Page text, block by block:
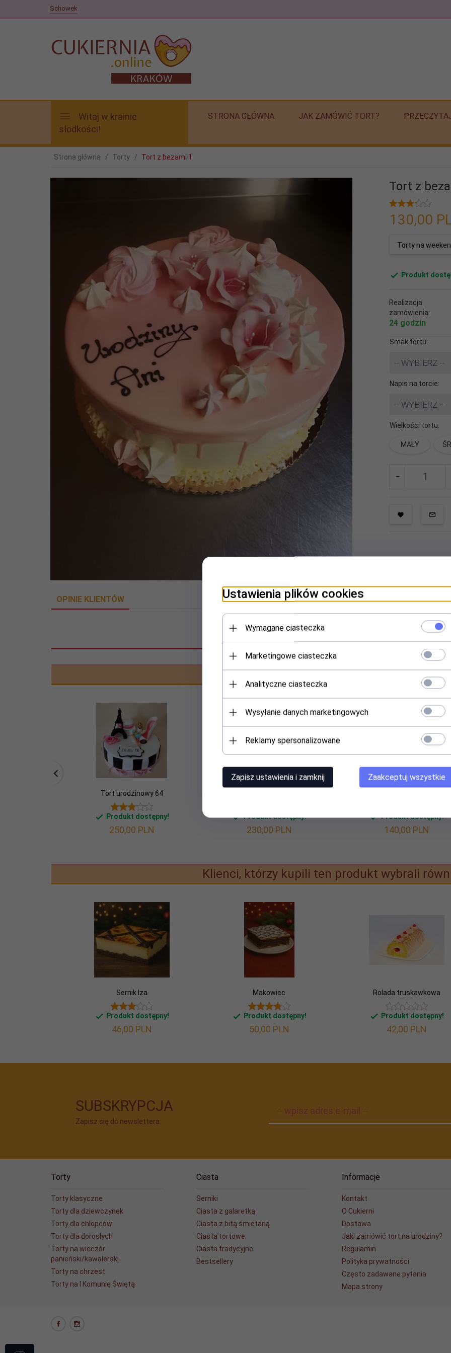
Schowek
Witaj w krainie
słodkości!
STRONA GŁÓWNA JAK ZAMÓWIĆ TORT?
Strona główna Torty Tort z bezami 1
Tort z
130,00
Torty na
Produkt
Realizacja
zamówienia:
24 godzin
Smak tortu:
-- WYBIERZ --
Napis na torcie:
-- WYBIERZ --
Wielkości tortu:
MAŁY
OPINIE KLIENTÓW
Polecamy
Tort urodzinowy 64
Produkt dostępny!
250,00 PLN
Produkt dostępny!
230,00 PLN
Produkt dostępny!
140,00 PLN
Klienci, którzy kupili ten produkt wybrali
Sernik Iza
Produkt dostępny!
46,00 PLN
Makowiec
Produkt dostępny!
50,00 PLN
Rolada truskawkowa
Produkt dostępny!
42,00 PLN
SUBSKRYPCJA
Zapisz się do newslettera:
-- wpisz adres e-mail --
Torty
Torty klasyczne
Torty dla dziewczynek
Torty dla chłopców
Torty dla dorosłych
Torty na wieczór
panieński/kawalerski
Torty na chrzest
Torty na I Komunię Świętą
Ciasta
Serniki
Ciasta z galaretką
Ciasta z bitą śmietaną
Ciasta tortowe
Ciasta tradycyjne
Bestsellery
Informacje
Kontakt
O Cukierni
Dostawa
Jaki zamówić tort na urodziny?
Regulamin
Polityka prywatności
Często zadawane pytania
Mapa strony
Ustawienia plików cookies
Wymagane ciasteczka
Marketingowe ciasteczka
Analityczne ciasteczka
Wysyłanie danych marketingowych
Reklamy spersonalizowane
Zapisz ustawienia i zamknij Zaakceptuj wszystkie